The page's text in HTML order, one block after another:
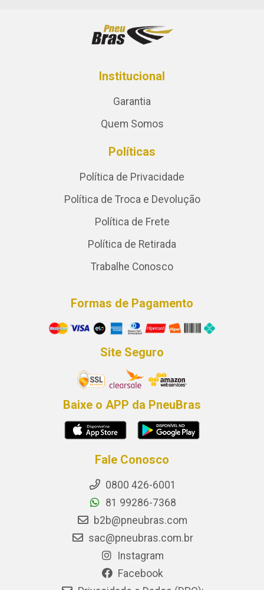
Institucional
Garantia
Quem Somos
Políticas
Política de Privacidade
Política de Troca e Devolução
Política de Frete
Política de Retirada
Trabalhe Conosco
Formas de Pagamento
Site Seguro
Baixe o APP da PneuBras
Fale Conosco
0800 426-6001
81 99286-7368
b2b@pneubras.com
sac@pneubras.com.br
Instagram
Facebook